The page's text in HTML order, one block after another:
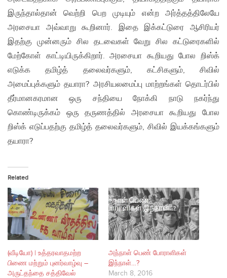
இருந்தால்தான் வெற்றி பெற முடியும் என்ற அர்த்தத்திலேயே
அரசையா அவ்வாறு கூறினார். இதை இக்கட்டுரை ஆசிரியர்
இதற்கு முன்னரும் சில தடவைகள் வேறு சில கட்டுரைகளில்
மேற்கோள் காட்டியிருக்கிறார். அரசையா கூறியது போல றிஸ்க்
எடுக்க தமிழ்த் தலைவர்களும், கட்சிகளும், சிவில்
அமைப்புக்களும் தயாரா? அரசியலமைப்பு மாற்றங்கள் தொடர்பில்
தீர்மானகரமான ஒரு சந்தியை நோக்கி நாடு நகர்ந்து
கொண்டிருக்கம் ஒரு தருணத்தில் அரசையா கூறியது போல
றிஸ்க் எடுப்பதற்கு தமிழ்த் தலைவர்களும், சிவில் இயக்கங்களும்
தயாரா?
Related
(வீடியோ) | உத்தரவாதமற்ற
பிணை மற்றும் புனர்வாழ்வு –
அருட்தந்தை சத்திவேல்
அந்நாள் பெண் போராளிகள்
இந்நாள்…?
March 8, 2016